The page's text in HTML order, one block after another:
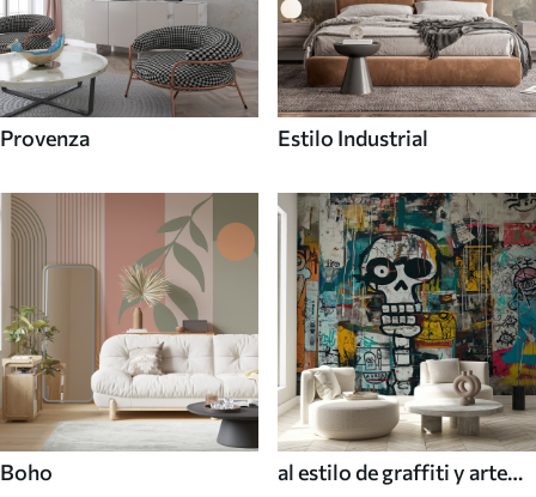
Provenza Estilo Industrial
Boho
al estilo de graffiti y arte